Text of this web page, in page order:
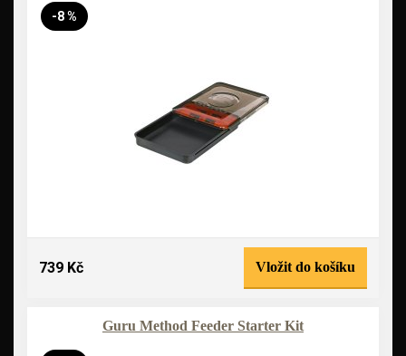
-8 %
739 Kč Vložit do košíku
Guru Method Feeder Starter Kit